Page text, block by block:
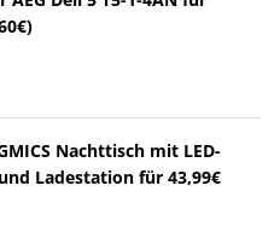
Nachttisch mit LED-
Ladestation für 43,99€